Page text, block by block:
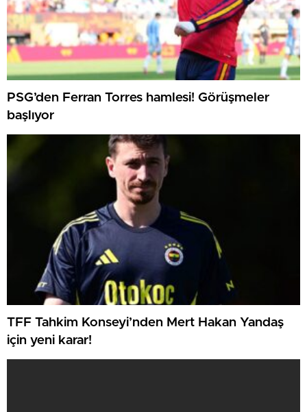
PSG’den Ferran Torres hamlesi! Görüşmeler
başlıyor
TFF Tahkim Konseyi’nden Mert Hakan Yandaş
için yeni karar!